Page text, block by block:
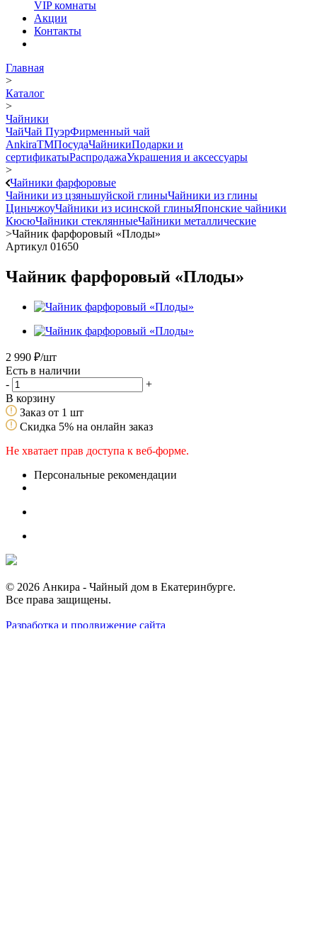
VIP комнаты
Акции
Контакты
Главная
>
Каталог
>
Чайники
ЧайЧай ПуэрФирменный чай
AnkiraTMПосудаЧайникиПодарки и
сертификатыРаспродажаУкрашения и аксессуары
>
Чайники фарфоровые
Чайники из цзяньшуйской глиныЧайники из глины
ЦиньчжоуЧайники из исинской глиныЯпонские чайники
КюсюЧайники стеклянныеЧайники металлические
>Чайник фарфоровый «Плоды»
Артикул 01650
Чайник фарфоровый «Плоды»
2 990 ₽/шт
Есть в наличии
-
+
В корзину
Заказ от 1 шт
Скидка 5% на онлайн заказ
Не хватает прав доступа к веб-форме.
Персональные рекомендации
© 2026 Анкира - Чайный дом в Екатеринбурге.
Все права защищены.
Разработка и продвижение сайта